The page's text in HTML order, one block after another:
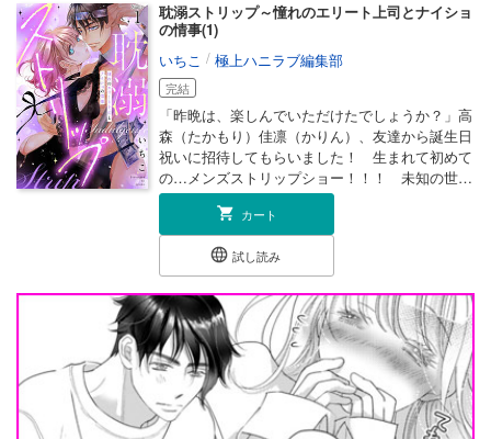
耽溺ストリップ～憧れのエリート上司とナイショ
の情事(1)
いちこ / 極上ハニラブ編集部
完結
「昨晩は、楽しんでいただけたでしょうか？」高
森（たかもり）佳凛（かりん）、友達から誕生日
祝いに招待してもらいました！ 生まれて初めて
の…メンズストリップショー！！！ 未知の世界
にどぎまぎしていると、目の前に現れたのは――
同じ会社のエリート上司・天羽（あまは）部
長！？？ どうして憧れの彼が…と驚いていた
ら、どんどんキョリが近付いて、深ーいキスの超
サービス対応…っ。大胆な踊りと艶やかな肉体
美、なまめかしくって神々しくて、もう頭から離
れません…！！ 「また来てくれるかな、今度は
もっとサービスするから」翌日、天羽さんに声を
かけられて…リピ確定★ 大好きな天羽さんは、
夜にもうひとつ、魅惑のカオをもつ――。心も身
体もズブズブに沼らせる、耽溺ストリップショー
の開幕です！(第1話)
カート
試し読み